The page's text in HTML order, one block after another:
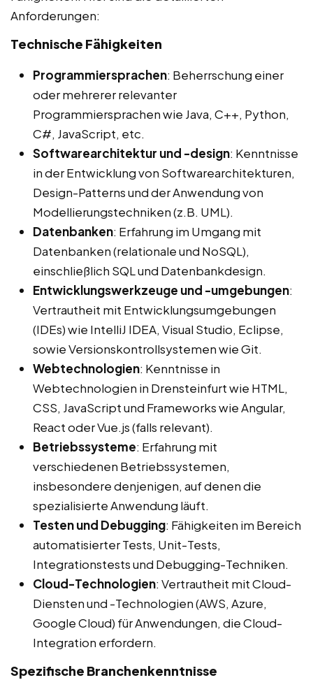
Anforderungen:
Technische Fähigkeiten
Programmiersprachen: Beherrschung einer
oder mehrerer relevanter
Programmiersprachen wie Java, C++, Python,
C#, JavaScript, etc.
Softwarearchitektur und -design: Kenntnisse
in der Entwicklung von Softwarearchitekturen,
Design-Patterns und der Anwendung von
Modellierungstechniken (z.B. UML).
Datenbanken: Erfahrung im Umgang mit
Datenbanken (relationale und NoSQL),
einschließlich SQL und Datenbankdesign.
Entwicklungswerkzeuge und -umgebungen:
Vertrautheit mit Entwicklungsumgebungen
(IDEs) wie IntelliJ IDEA, Visual Studio, Eclipse,
sowie Versionskontrollsystemen wie Git.
Webtechnologien: Kenntnisse in
Webtechnologien in Drensteinfurt wie HTML,
CSS, JavaScript und Frameworks wie Angular,
React oder Vue.js (falls relevant).
Betriebssysteme: Erfahrung mit
verschiedenen Betriebssystemen,
insbesondere denjenigen, auf denen die
spezialisierte Anwendung läuft.
Testen und Debugging: Fähigkeiten im Bereich
automatisierter Tests, Unit-Tests,
Integrationstests und Debugging-Techniken.
Cloud-Technologien: Vertrautheit mit Cloud-
Diensten und -Technologien (AWS, Azure,
Google Cloud) für Anwendungen, die Cloud-
Integration erfordern.
Spezifische Branchenkenntnisse